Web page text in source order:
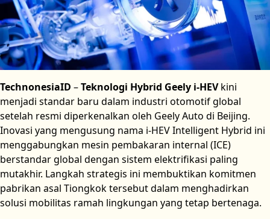
TechnonesiaID –Teknologi Hybrid Geely i-HEVkini
menjadi standar baru dalam industri otomotif global
setelah resmi diperkenalkan oleh Geely Auto di Beijing.
Inovasi yang mengusung nama i-HEV Intelligent Hybrid ini
menggabungkan mesin pembakaran internal (ICE)
berstandar global dengan sistem elektrifikasi paling
mutakhir. Langkah strategis ini membuktikan komitmen
pabrikan asal Tiongkok tersebut dalam menghadirkan
solusi mobilitas ramah lingkungan yang tetap bertenaga.